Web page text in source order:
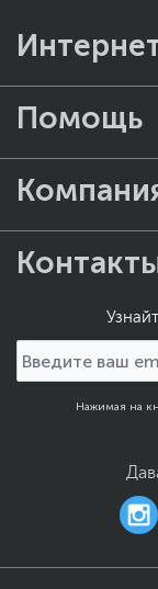
Помощь
Нажимая на